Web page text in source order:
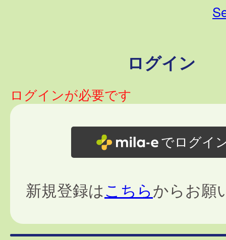
ログイン
ログインが必要です
でログイ
新規登録はこちらからお願